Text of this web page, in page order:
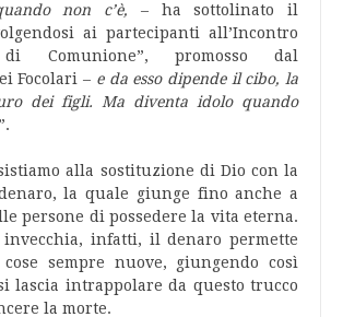
non c’è, – ha sottolinato il
ai partecipanti all’Incontro
di Comunione”, promosso dal
Focolari – e da esso dipende il cibo, la
dei figli. Ma diventa idolo quando
alla sostituzione di Dio con la
la quale giunge fino anche a
persone di possedere la vita eterna.
infatti, il denaro permette
sempre nuove, giungendo così
lascia intrappolare da questo trucco
la morte.